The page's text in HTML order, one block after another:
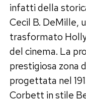
infatti della
Cecil B. DeMille,
trasformato
del cinema. La
prestigiosa zona
progettata nel
Corbett in stile